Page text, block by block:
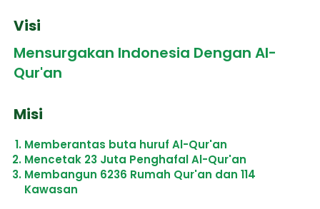
Visi
Mensurgakan Indonesia Dengan Al-
Qur'an
Misi
Memberantas buta huruf Al-Qur'an
Mencetak 23 Juta Penghafal Al-Qur'an
Membangun 6236 Rumah Qur'an dan 114
Kawasan